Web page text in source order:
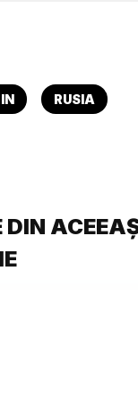
RUSIA
DIN